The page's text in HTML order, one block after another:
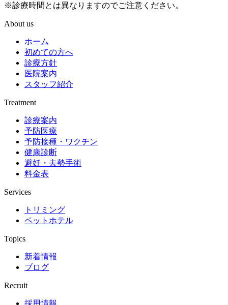
※診療時間とは異なりますのでご注意ください。
About us
ホーム
初めての方へ
診療方針
医院案内
スタッフ紹介
Treatment
診療案内
予防医療
予防接種・ワクチン
健康診断
避妊・去勢手術
料金表
Services
トリミング
ペットホテル
Topics
新着情報
ブログ
Recruit
採用情報